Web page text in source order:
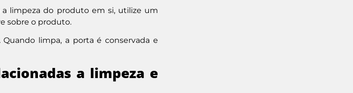
a limpeza do produto em si, utilize um
sobre o produto.
limpa, a porta é conservada e
a limpeza e